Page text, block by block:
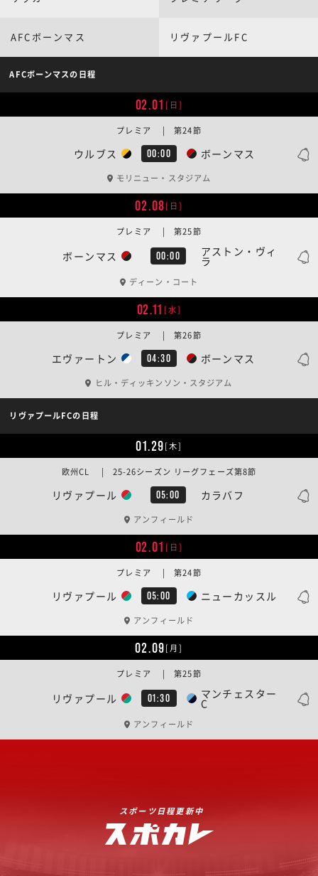
AFCボーンマス リヴァプールFC
AFCボーンマスの日程
02.01 [日]
ウルブス 00:00 ボーンマス
プレミア | 第24節
モリニュー・スタジアム
02.08[日]
ボーンマス 00:00 アストン・ヴィ
ラ
プレミア | 第25節
ディーン・コート
02.11 [水]
エヴァートン 04:30 ボーンマス
プレミア | 第26節
ヒル・ディッキンソン・スタジアム
リヴァプールFCの日程
01.29[木]
リヴァプール 05:00 カラバフ
欧州CL | 25-26シーズン リーグフェーズ第8節
アンフィールド
02.01 [日]
リヴァプール 05:00 ニューカッスル
プレミア | 第24節
アンフィールド
02.09[月]
リヴァプール 01:30 マンチェスター
C
プレミア | 第25節
アンフィールド
スポーツ日程更新中